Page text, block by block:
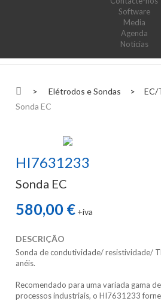
Software
Media
Agenda
Notícias
> Elétrodos e Sondas > EC/
Sonda EC
HI7631233
Sonda EC
580,00 € +iva
DESCRIÇÃO
Sonda de condutividade/ resistividade/
anéis.
Recomendado para uma variada gama
processos industriais, o HI7631233